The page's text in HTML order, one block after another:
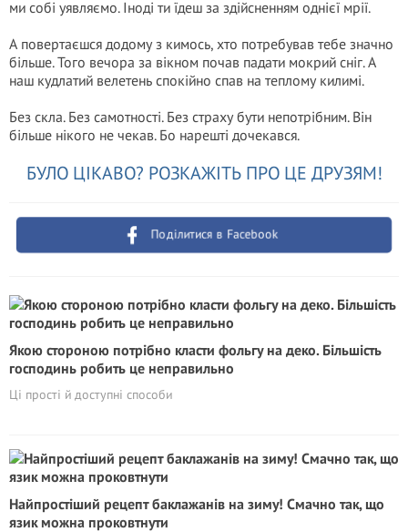
ми собі уявляємо. Іноді ти їдеш за здійсненням однієї мрії.
А повертаєшся додому з кимось, хто потребував тебе значно
більше. Того вечора за вікном почав падати мокрий сніг. А
наш кудлатий велетень спокійно спав на теплому килимі.
Без скла. Без самотності. Без страху бути непотрібним. Він
більше нікого не чекав. Бо нарешті дочекався.
БУЛО ЦІКАВО? РОЗКАЖІТЬ ПРО ЦЕ ДРУЗЯМ!
Поділитися в Facebook
Якою стороною потрібно класти фольгу на деко. Більшість
господинь робить це неправильно
Ці прості й доступні способи
Найпростіший рецепт баклажанів на зиму! Смачно так, що
язик можна проковтнути